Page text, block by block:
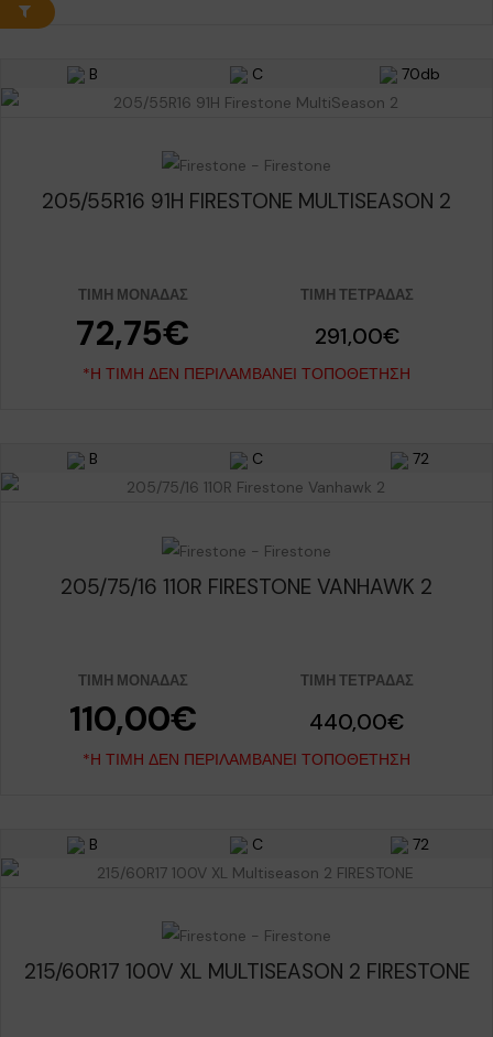
B C 70db
205/55R16 91H FIRESTONE MULTISEASON 2
ΤΙΜΉ ΜΟΝΆΔΑΣ ΤΙΜΉ ΤΕΤΡΆΔΑΣ
72,75€ 291,00€
*Η ΤΙΜΉ ΔΕΝ ΠΕΡΙΛΑΜΒΆΝΕΙ ΤΟΠΟΘΈΤΗΣΗ
B C 72
205/75/16 110R FIRESTONE VANHAWK 2
ΤΙΜΉ ΜΟΝΆΔΑΣ ΤΙΜΉ ΤΕΤΡΆΔΑΣ
110,00€ 440,00€
*Η ΤΙΜΉ ΔΕΝ ΠΕΡΙΛΑΜΒΆΝΕΙ ΤΟΠΟΘΈΤΗΣΗ
B C 72
215/60R17 100V XL MULTISEASON 2 FIRESTONE